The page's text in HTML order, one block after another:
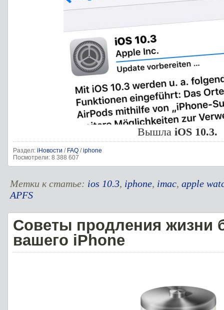
Вышла iOS 10.3.
Раздел: iНовости / FAQ /iphone
Посмотрели: 8 388 607
Метки к статье: ios 10.3, iphone, imac, apple
APFS
Советы продления жизни
вашего iPhone